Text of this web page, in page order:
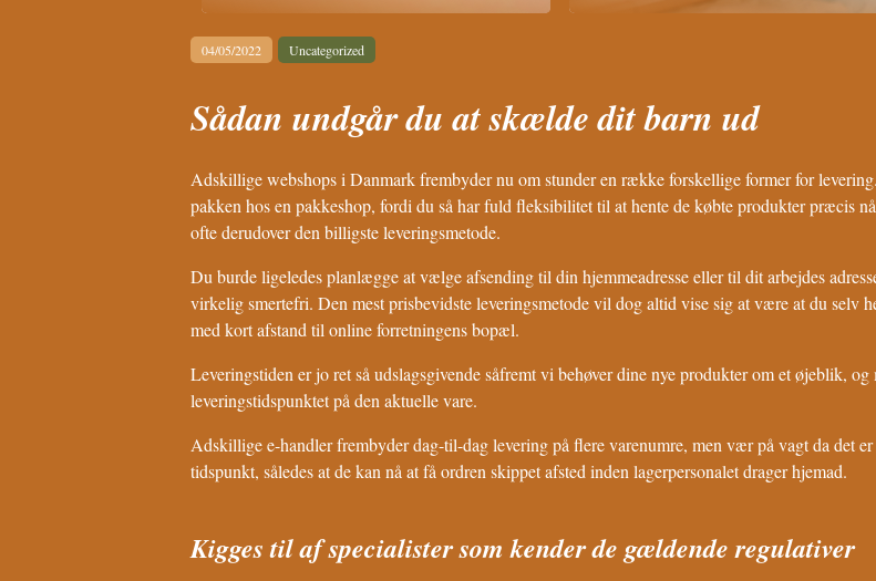
04/05/2022 Uncategorized
Sådan undgår du at skælde dit barn ud
Adskillige webshops i Danmark frembyder nu om stunder en række forskellige former for
pakken hos en pakkeshop, fordi du så har fuld fleksibilitet til at hente de købte produkter præcis
ofte derudover den billigste leveringsmetode.
Du burde ligeledes planlægge at vælge afsending til din hjemmeadresse eller til dit arbejdes
virkelig smertefri. Den mest prisbevidste leveringsmetode vil dog altid vise sig at være at du selv
med kort afstand til online forretningens bopæl.
Leveringstiden er jo ret så udslagsgivende såfremt vi behøver dine nye produkter om et øjeblik,
leveringstidspunktet på den aktuelle vare.
Adskillige e-handler frembyder dag-til-dag levering på flere varenumre, men vær på vagt da det
tidspunkt, således at de kan nå at få ordren skippet afsted inden lagerpersonalet drager hjemad.
Kigges til af specialister som kender de gældende regulativer